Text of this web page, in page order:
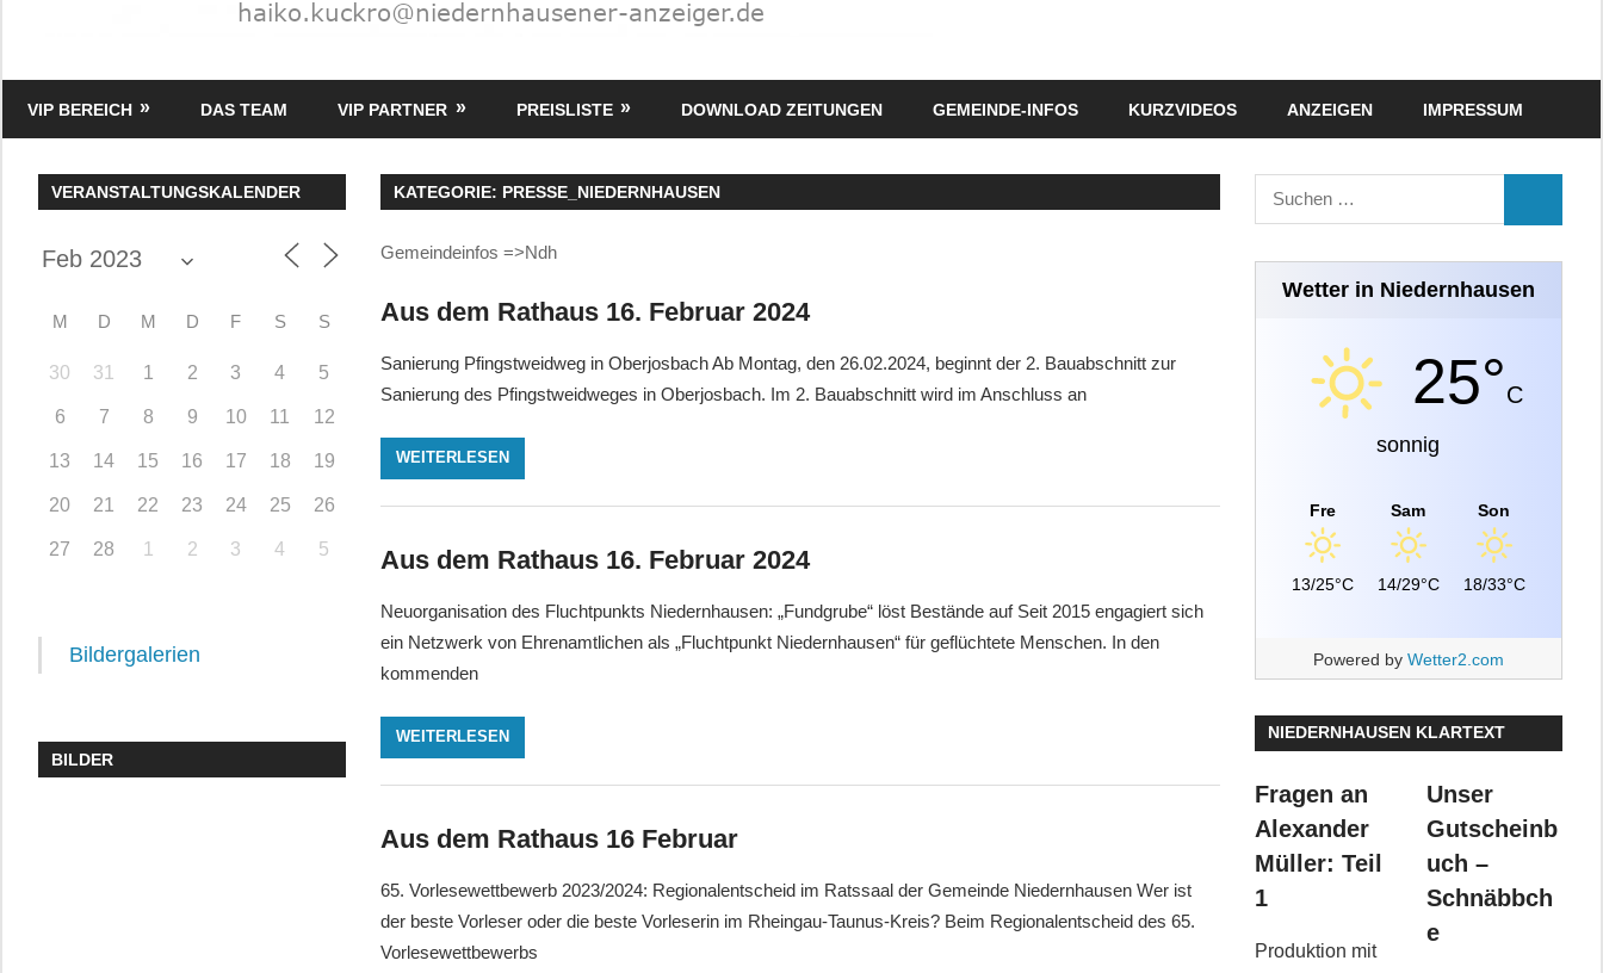
–
Media
VIP BEREICH DAS TEAM VIP PARTNER PREISLISTE DOWNLOAD ZEITUNGEN GEMEINDE-INFOS KURZVIDEOS ANZEIGEN IMPRESSUM
KATEGORIE: PRESSE_NIEDERNHAUSEN
Gemeindeinfos =>Ndh
Aus dem Rathaus 16. Februar 2024
Sanierung Pfingstweidweg in Oberjosbach Ab Montag, den 26.02.2024, beginnt der 2. Bauabschnitt zur
Sanierung des Pfingstweidweges in Oberjosbach. Im 2. Bauabschnitt wird im Anschluss an
WEITERLESEN
Aus dem Rathaus 16. Februar 2024
Neuorganisation des Fluchtpunkts Niedernhausen: „Fundgrube“ löst Bestände auf Seit 2015 engagiert sich
ein Netzwerk von Ehrenamtlichen als „Fluchtpunkt Niedernhausen“ für geflüchtete Menschen. In den
kommenden
WEITERLESEN
Aus dem Rathaus 16 Februar
65. Vorlesewettbewerb 2023/2024: Regionalentscheid im Ratssaal der Gemeinde Niedernhausen Wer ist
der beste Vorleser oder die beste Vorleserin im Rheingau-Taunus-Kreis? Beim Regionalentscheid des 65.
Vorlesewettbewerbs
VERANSTALTUNGSKALENDER
M D M D F S S
30 31 1 2 3 4 5
6 7 8 9 10 11 12
13 14 15 16 17 18 19
20 21 22 23 24 25 26
27 28 1 2 3 4 5
Bildergalerien
BILDER
Suchen
nach:
Wetter in Niedernhausen
25°C
sonnig
Fre
13/25°C
Sam
14/29°C
Son
18/33°C
Powered by Wetter2.com
NIEDERNHAUSEN KLARTEXT
Fragen an
Alexander
Müller: Teil
1
Produktion mit
Unser
Gutscheinb
uch –
Schnäbbch
e